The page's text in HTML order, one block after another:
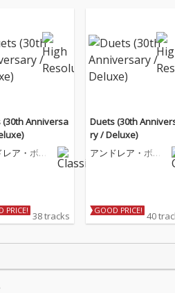
(30th Anniversa
ア・ボチ
PRICE! 38 tracks
Duets (30th
ry / Deluxe)
アンドレア・ボチ
GOOD PRICE! 40